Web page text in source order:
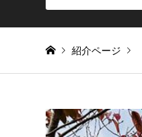
紹介ページ